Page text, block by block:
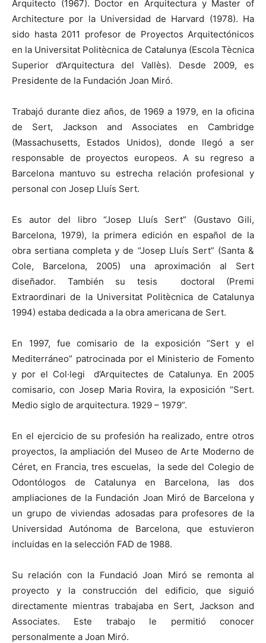
Arquitecto (1967). Doctor en Arquitectura y Master of
Architecture por la Universidad de Harvard (1978). Ha
sido hasta 2011 profesor de Proyectos Arquitectónicos
en la Universitat Politècnica de Catalunya (Escola Tècnica
Superior d’Arquitectura del Vallès). Desde 2009, es
Presidente de la Fundación Joan Miró.
Trabajó durante diez años, de 1969 a 1979, en la oficina
de Sert, Jackson and Associates en Cambridge
(Massachusetts, Estados Unidos), donde llegó a ser
responsable de proyectos europeos. A su regreso a
Barcelona mantuvo su estrecha relación profesional y
personal con Josep Lluís Sert.
Es autor del libro “Josep Lluís Sert” (Gustavo Gili,
Barcelona, 1979), la primera edición en español de la
obra sertiana completa y de “Josep Lluís Sert” (Santa &
Cole, Barcelona, 2005) una aproximación al Sert
diseñador. También su tesis doctoral (Premi
Extraordinari de la Universitat Politècnica de Catalunya
1994) estaba dedicada a la obra americana de Sert.
En 1997, fue comisario de la exposición “Sert y el
Mediterráneo” patrocinada por el Ministerio de Fomento
y por el Col·legi d’Arquitectes de Catalunya. En 2005
comisario, con Josep Maria Rovira, la exposición “Sert.
Medio siglo de arquitectura. 1929 – 1979”.
En el ejercicio de su profesión ha realizado, entre otros
proyectos, la ampliación del Museo de Arte Moderno de
Céret, en Francia, tres escuelas, la sede del Colegio de
Odontólogos de Catalunya en Barcelona, las dos
ampliaciones de la Fundación Joan Miró de Barcelona y
un grupo de viviendas adosadas para profesores de la
Universidad Autónoma de Barcelona, que estuvieron
incluidas en la selección FAD de 1988.
Su relación con la Fundació Joan Miró se remonta al
proyecto y la construcción del edificio, que siguió
directamente mientras trabajaba en Sert, Jackson and
Associates. Este trabajo le permitió conocer
personalmente a Joan Miró.